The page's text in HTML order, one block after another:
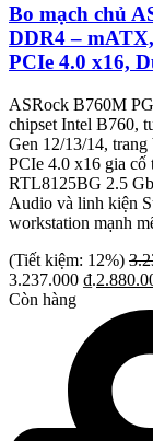
Bo mạch chủ
DDR4 –
PCIe 4.0 x16,
ASRock B760M
chipset Intel B760,
Gen 12/13/14,
PCIe 4.0 x16 gia
RTL8125BG 2.5
Audio và linh kiện
workstation mạnh
(Tiết kiệm: 12%)
3.237.000 ₫.
Còn hàng